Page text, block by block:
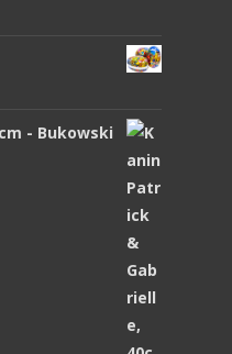
- Bukowski